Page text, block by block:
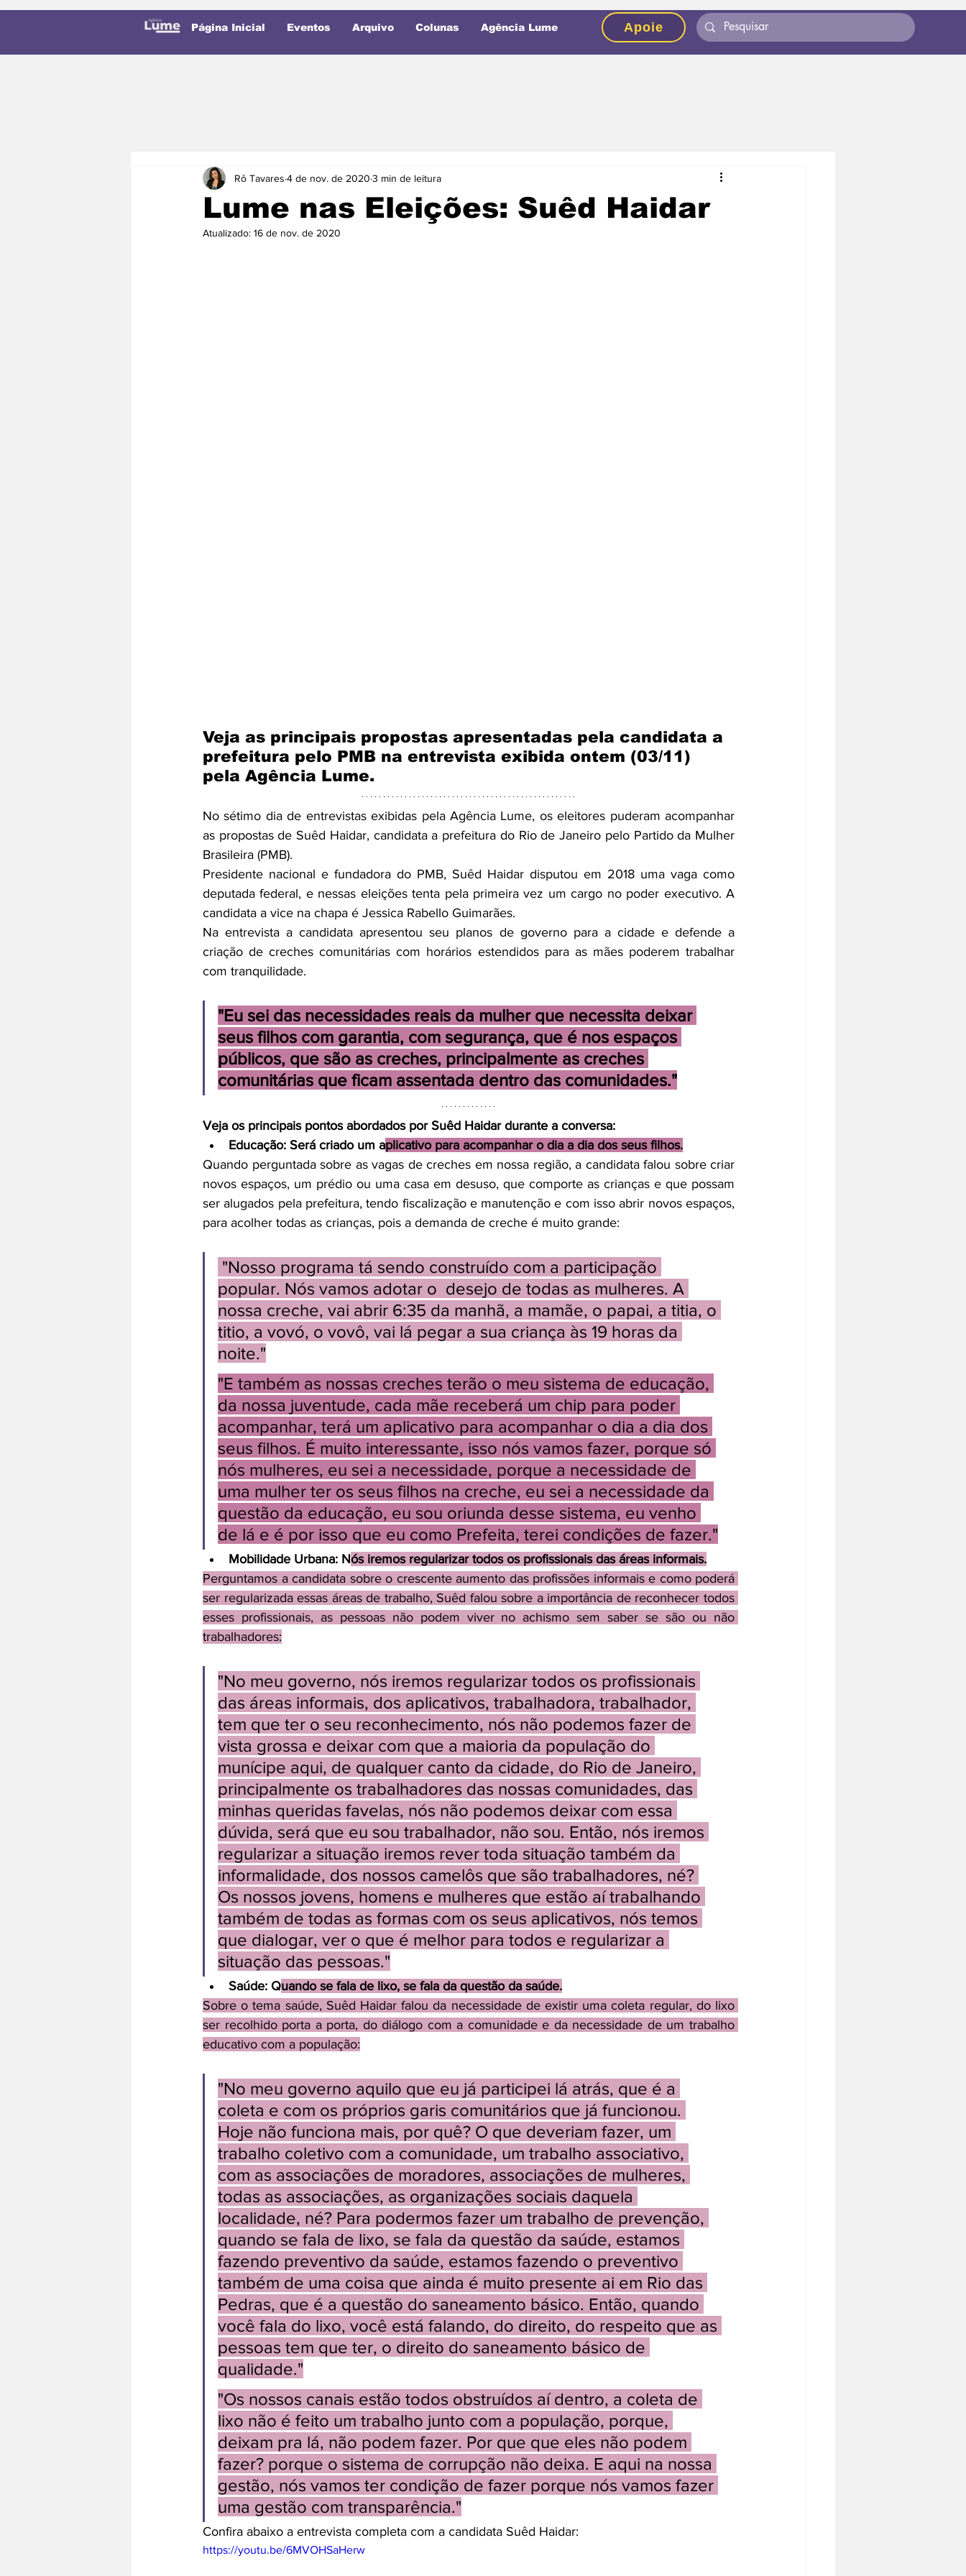
Página Inicial Eventos Arquivo Colunas Agência Lume Apoie
Lume nas Eleições: Suêd Haidar
Rô Tavares 4 de nov. de 2020 3 min de leitura
Atualizado: 16 de nov. de 2020
Veja as principais propostas apresentadas pela candidata a
prefeitura pelo PMB na entrevista exibida ontem (03/11)
pela Agência Lume.
No sétimo dia de entrevistas exibidas pela Agência Lume, os eleitores puderam acompanhar
as propostas de Suêd Haidar, candidata a prefeitura do Rio de Janeiro pelo Partido da Mulher
Brasileira (PMB).
Presidente nacional e fundadora do PMB, Suêd Haidar disputou em 2018 uma vaga como
deputada federal, e nessas eleições tenta pela primeira vez um cargo no poder executivo. A
candidata a vice na chapa é Jessica Rabello Guimarães.
Na entrevista a candidata apresentou seu planos de governo para a cidade e defende a
criação de creches comunitárias com horários estendidos para as mães poderem trabalhar
com tranquilidade.
"Eu sei das necessidades reais da mulher que necessita deixar
seus filhos com garantia, com segurança, que é nos espaços
públicos, que são as creches, principalmente as creches
comunitárias que ficam assentada dentro das comunidades."
Veja os principais pontos abordados por Suêd Haidar durante a conversa:
Educação: Será criado um aplicativo para acompanhar o dia a dia dos seus filhos.
Quando perguntada sobre as vagas de creches em nossa região, a candidata falou sobre criar
novos espaços, um prédio ou uma casa em desuso, que comporte as crianças e que possam
ser alugados pela prefeitura, tendo fiscalização e manutenção e com isso abrir novos espaços,
para acolher todas as crianças, pois a demanda de creche é muito grande:
"Nosso programa tá sendo construído com a participação
popular. Nós vamos adotar o  desejo de todas as mulheres. A
nossa creche, vai abrir 6:35 da manhã, a mamãe, o papai, a titia, o
titio, a vovó, o vovô, vai lá pegar a sua criança às 19 horas da
noite."
"E também as nossas creches terão o meu sistema de educação,
da nossa juventude, cada mãe receberá um chip para poder
acompanhar, terá um aplicativo para acompanhar o dia a dia dos
seus filhos. É muito interessante, isso nós vamos fazer, porque só
nós mulheres, eu sei a necessidade, porque a necessidade de
uma mulher ter os seus filhos na creche, eu sei a necessidade da
questão da educação, eu sou oriunda desse sistema, eu venho
de lá e é por isso que eu como Prefeita, terei condições de fazer."
Mobilidade Urbana: Nós iremos regularizar todos os profissionais das áreas informais.
Perguntamos a candidata sobre o crescente aumento das profissões informais e como poderá
ser regularizada essas áreas de trabalho, Suêd falou sobre a importância de reconhecer todos
esses profissionais, as pessoas não podem viver no achismo sem saber se são ou não
trabalhadores:
"No meu governo, nós iremos regularizar todos os profissionais
das áreas informais, dos aplicativos, trabalhadora, trabalhador,
tem que ter o seu reconhecimento, nós não podemos fazer de
vista grossa e deixar com que a maioria da população do
munícipe aqui, de qualquer canto da cidade, do Rio de Janeiro,
principalmente os trabalhadores das nossas comunidades, das
minhas queridas favelas, nós não podemos deixar com essa
dúvida, será que eu sou trabalhador, não sou. Então, nós iremos
regularizar a situação iremos rever toda situação também da
informalidade, dos nossos camelôs que são trabalhadores, né?
Os nossos jovens, homens e mulheres que estão aí trabalhando
também de todas as formas com os seus aplicativos, nós temos
que dialogar, ver o que é melhor para todos e regularizar a
situação das pessoas."
Saúde: Quando se fala de lixo, se fala da questão da saúde.
Sobre o tema saúde, Suêd Haidar falou da necessidade de existir uma coleta regular, do lixo
ser recolhido porta a porta, do diálogo com a comunidade e da necessidade de um trabalho
educativo com a população:
"No meu governo aquilo que eu já participei lá atrás, que é a
coleta e com os próprios garis comunitários que já funcionou.
Hoje não funciona mais, por quê? O que deveriam fazer, um
trabalho coletivo com a comunidade, um trabalho associativo,
com as associações de moradores, associações de mulheres,
todas as associações, as organizações sociais daquela
localidade, né? Para podermos fazer um trabalho de prevenção,
quando se fala de lixo, se fala da questão da saúde, estamos
fazendo preventivo da saúde, estamos fazendo o preventivo
também de uma coisa que ainda é muito presente ai em Rio das
Pedras, que é a questão do saneamento básico. Então, quando
você fala do lixo, você está falando, do direito, do respeito que as
pessoas tem que ter, o direito do saneamento básico de
qualidade."
"Os nossos canais estão todos obstruídos aí dentro, a coleta de
lixo não é feito um trabalho junto com a população, porque,
deixam pra lá, não podem fazer. Por que que eles não podem
fazer? porque o sistema de corrupção não deixa. E aqui na nossa
gestão, nós vamos ter condição de fazer porque nós vamos fazer
uma gestão com transparência."
Confira abaixo a entrevista completa com a candidata Suêd Haidar:
https://youtu.be/6MVOHSaHerw